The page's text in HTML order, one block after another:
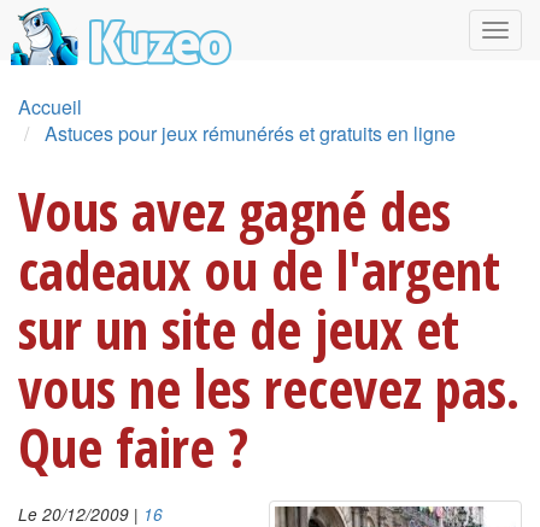
Accueil
Astuces pour jeux rémunérés et gratuits en ligne
Vous avez gagné des
cadeaux ou de l'argent
sur un site de jeux et
vous ne les recevez pas.
Que faire ?
Le 20/12/2009 | 16